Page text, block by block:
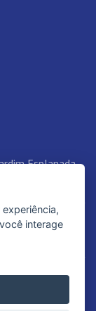
Esplanada,
Todos os
interage